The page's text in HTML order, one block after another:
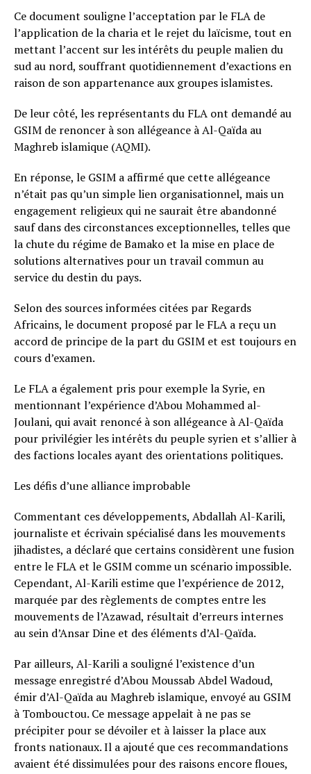
Ce document souligne l’acceptation par le FLA de
l’application de la charia et le rejet du laïcisme, tout en
mettant l’accent sur les intérêts du peuple malien du
sud au nord, souffrant quotidiennement d’exactions en
raison de son appartenance aux groupes islamistes.
De leur côté, les représentants du FLA ont demandé au
GSIM de renoncer à son allégeance à Al-Qaïda au
Maghreb islamique (AQMI).
En réponse, le GSIM a affirmé que cette allégeance
n’était pas qu’un simple lien organisationnel, mais un
engagement religieux qui ne saurait être abandonné
sauf dans des circonstances exceptionnelles, telles que
la chute du régime de Bamako et la mise en place de
solutions alternatives pour un travail commun au
service du destin du pays.
Selon des sources informées citées par Regards
Africains, le document proposé par le FLA a reçu un
accord de principe de la part du GSIM et est toujours en
cours d’examen.
Le FLA a également pris pour exemple la Syrie, en
mentionnant l’expérience d’Abou Mohammed al-
Joulani, qui avait renoncé à son allégeance à Al-Qaïda
pour privilégier les intérêts du peuple syrien et s’allier à
des factions locales ayant des orientations politiques.
Les défis d’une alliance improbable
Commentant ces développements, Abdallah Al-Karili,
journaliste et écrivain spécialisé dans les mouvements
jihadistes, a déclaré que certains considèrent une fusion
entre le FLA et le GSIM comme un scénario impossible.
Cependant, Al-Karili estime que l’expérience de 2012,
marquée par des règlements de comptes entre les
mouvements de l’Azawad, résultait d’erreurs internes
au sein d’Ansar Dine et des éléments d’Al-Qaïda.
Par ailleurs, Al-Karili a souligné l’existence d’un
message enregistré d’Abou Moussab Abdel Wadoud,
émir d’Al-Qaïda au Maghreb islamique, envoyé au GSIM
à Tombouctou. Ce message appelait à ne pas se
précipiter pour se dévoiler et à laisser la place aux
fronts nationaux. Il a ajouté que ces recommandations
avaient été dissimulées pour des raisons encore floues,